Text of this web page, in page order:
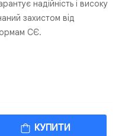
надійність і високу
захистом від
СЄ.
КУПИТИ